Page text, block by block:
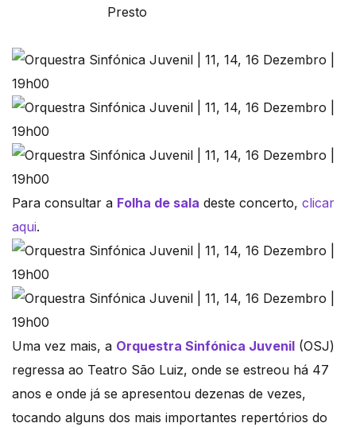
Presto
Para consultar a Folha de sala deste concerto, clicar
aqui.
Uma vez mais, a Orquestra Sinfónica Juvenil (OSJ)
regressa ao Teatro São Luiz, onde se estreou há 47
anos e onde já se apresentou dezenas de vezes,
tocando alguns dos mais importantes repertórios do